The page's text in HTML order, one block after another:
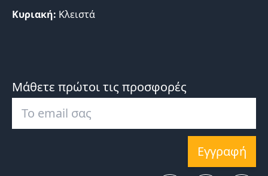
Κυριακή: Κλειστά
Μάθετε πρώτοι τις προσφορές
Εγγραφή